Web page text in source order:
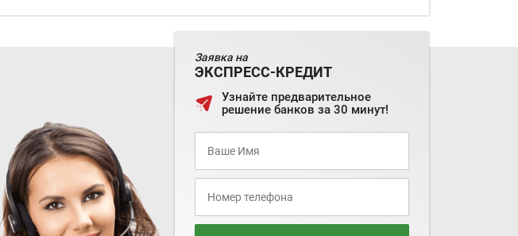
Заявка на
ЭКСПРЕСС-КРЕДИТ
Узнайте предварительное
решение банков за 30 минут!